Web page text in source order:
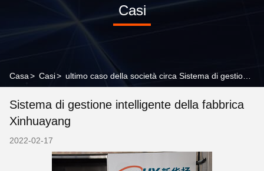
Casi
Casa> Casi>
Sistema di gestione intelligente della fabbrica
Xinhuayang
2022-02-17